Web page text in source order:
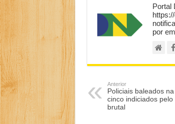
Portal
por
Anterior
Policiais baleados
cinco indiciados pelo
brutal